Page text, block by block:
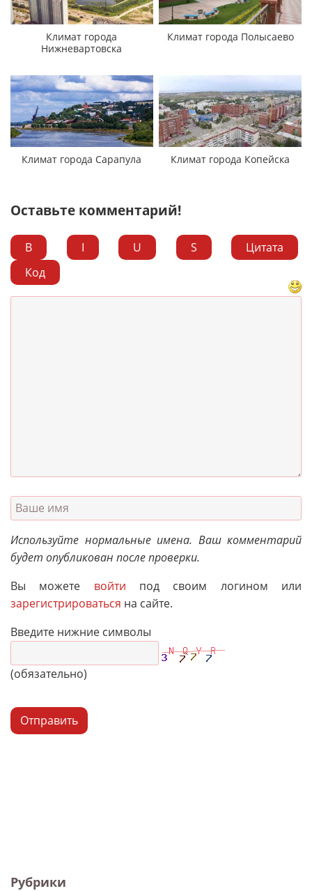
Рубрики
Климат города
Нижневартовска
Климат города Полысаево
Климат города Сарапула Климат города Копейска
Оставьте комментарий!
B I U S
Цитата
Код
Используйте нормальные имена. Ваш комментарий
будет опубликован после проверки.
Вы можете войти под своим логином или
зарегистрироваться на сайте.
Введите нижние символы
(обязательно)
Отправить